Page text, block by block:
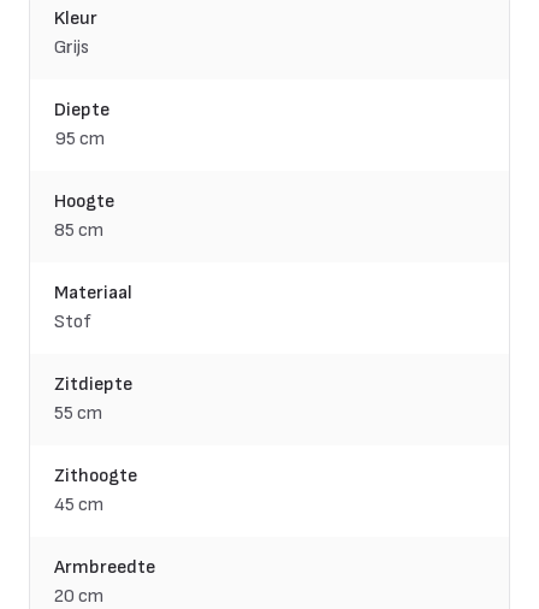
Kleur
Grijs
Diepte
95 cm
Hoogte
85 cm
Materiaal
Stof
Zitdiepte
55 cm
Zithoogte
45 cm
Armbreedte
20 cm